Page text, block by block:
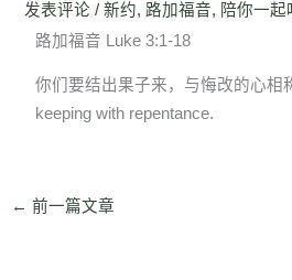
发表评论 /新约, 路加福音, 陪你一起
路加福音 Luke 3:1-18
你们要结出果子来，与悔改的心相
keeping with repentance.
← 前一篇文章